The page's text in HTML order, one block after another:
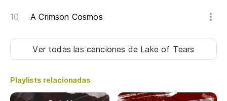
A Crimson Cosmos
Ver todas las canciones de Lake of Tears
Playlists relacionadas